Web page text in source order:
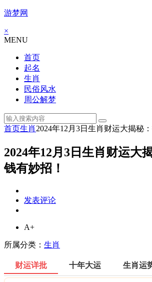
游梦网
×
MENU
首页
起名
生肖
民俗风水
周公解梦
首页生肖 2024年12月3日生肖财运大揭秘
2024年12月3日生肖财运大
钱有妙招！
发表评论
A+
所属分类： 生肖
财运详批 十年大运 生肖运